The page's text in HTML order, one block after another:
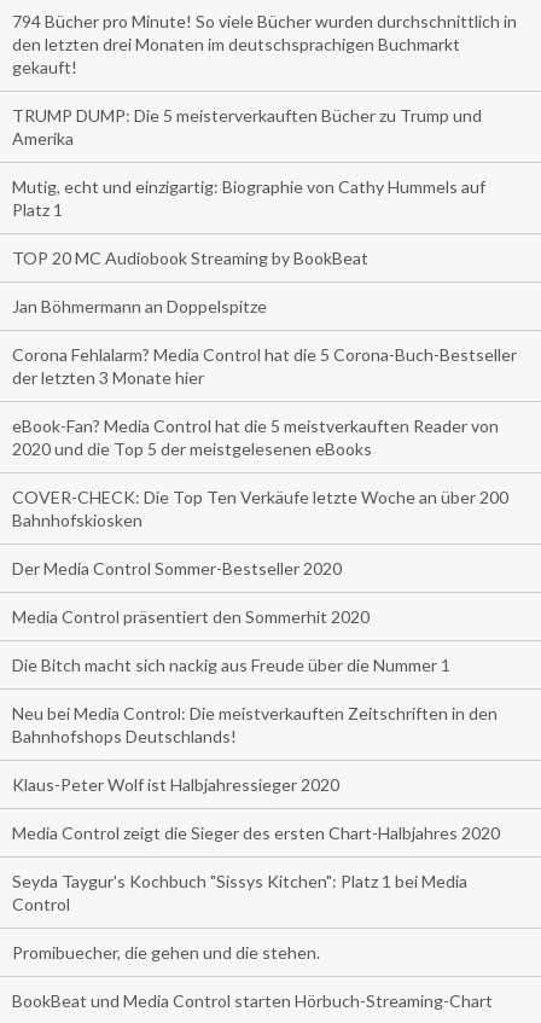
794 Bücher pro Minute! So viele Bücher wurden durchschnittlich in
den letzten drei Monaten im deutschsprachigen Buchmarkt
gekauft!
TRUMP DUMP: Die 5 meisterverkauften Bücher zu Trump und
Amerika
Mutig, echt und einzigartig: Biographie von Cathy Hummels auf
Platz 1
TOP 20 MC Audiobook Streaming by BookBeat
Jan Böhmermann an Doppelspitze
Corona Fehlalarm? Media Control hat die 5 Corona-Buch-Bestseller
der letzten 3 Monate hier
eBook-Fan? Media Control hat die 5 meistverkauften Reader von
2020 und die Top 5 der meistgelesenen eBooks
COVER-CHECK: Die Top Ten Verkäufe letzte Woche an über 200
Bahnhofskiosken
Der Media Control Sommer-Bestseller 2020
Media Control präsentiert den Sommerhit 2020
Die Bitch macht sich nackig aus Freude über die Nummer 1
Neu bei Media Control: Die meistverkauften Zeitschriften in den
Bahnhofshops Deutschlands!
Klaus-Peter Wolf ist Halbjahressieger 2020
Media Control zeigt die Sieger des ersten Chart-Halbjahres 2020
Seyda Taygur's Kochbuch "Sissys Kitchen": Platz 1 bei Media
Control
Promibuecher, die gehen und die stehen.
BookBeat und Media Control starten Hörbuch-Streaming-Chart